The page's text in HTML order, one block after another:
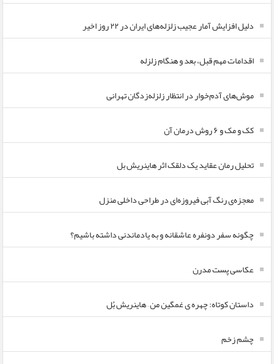
دلیل افزایش آمار عجیب زلزله‌های ایران در ۲۲ روز اخیر
اقدامات مهم قبل، بعد و هنگام زلزله
موش‌های آدم‌خوار در انتظار زلزله‌زدگان تهرانی
کک و مک و ۶ روش درمان آن
تحلیل رمان عقاید یک دلقک اثر هاینریش بل
معجزه‌ی رنگ آبی فیروزه‌ای در طراحی داخلی منزل
چگونه سفر دونفره عاشقانه و به یادماندنی داشته باشیم؟
عکاسی پست مدرن
داستان کوتاه: چهره ی غمگین من – هاینریش بُل
چشم زخم